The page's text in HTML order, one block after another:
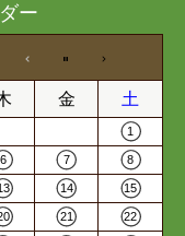
ー
金 土
1
6 7 8
14 15
21 22